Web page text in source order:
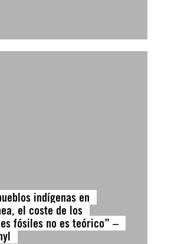
indígenas en
el coste de los
fósiles no es teórico” –